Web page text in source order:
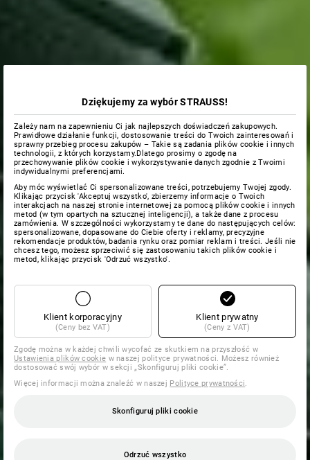
Dziękujemy za wybór STRAUSS!
Zależy nam na zapewnieniu Ci jak najlepszych doświadczeń zakupowych.
Prawidłowe działanie funkcji, dostosowanie treści do Twoich zainteresowań i
sprawny przebieg procesu zakupów – Takie są zadania plików cookie i innych
technologii, z których korzystamy.Dlatego prosimy o zgodę na
przechowywanie plików cookie i wykorzystywanie danych zgodnie z Twoimi
indywidualnymi preferencjami.
Aby móc wyświetlać Ci spersonalizowane treści, potrzebujemy Twojej zgody.
Klikając przycisk 'Akceptuj wszystko', zbierzemy informacje o Twoich
interakcjach na naszej stronie internetowej za pomocą plików cookie i innych
metod (w tym opartych na sztucznej inteligencji), a także dane z procesu
zamówienia. W szczególności wykorzystamy te dane do następujących celów:
spersonalizowane, dopasowane do Ciebie oferty i reklamy, precyzyjne
rekomendacje produktów, badania rynku oraz pomiar reklam i treści. Jeśli nie
chcesz tego, możesz sprzeciwić się zastosowaniu takich plików cookie i
metod, klikając przycisk 'Odrzuć wszystko'.
Klient korporacyjny
(Ceny bez VAT)
Klient prywatny
(Ceny z VAT)
Zgodę można w każdej chwili wycofać ze skutkiem na przyszłość w
Ustawienia plików cookie w naszej polityce prywatności. Możesz również
dostosować swój wybór w sekcji „Skonfiguruj pliki cookie”.
Więcej informacji można znaleźć w naszej Polityce prywatności
Skonfiguruj pliki cookie
Odrzuć wszystko